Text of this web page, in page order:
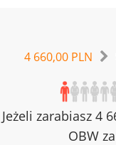
4 660,00 PLN
Jeżeli zarabiasz 4
OBW